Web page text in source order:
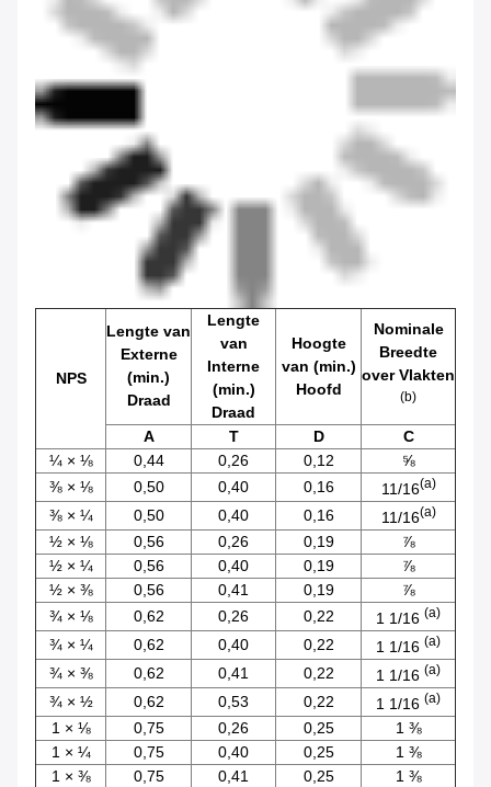
NPS
Lengte van
Externe
(min.)
Draad
Lengte
van
Interne
(min.)
Draad
Hoogte
van (min.)
Hoofd
Nominale
Breedte
over Vlakten
(b)
A T D
C
¼ × ⅛
0,44 0,26 0,12
⅝
⅜ × ⅛
0,50 0,40 0,16 11/16(a)
⅜ × ¼ 0,50 0,40 0,16 11/16(a)
½ × ⅛ 0,56 0,26 0,19
⅞
½ × ¼
0,56 0,40 0,19
⅞
½ × ⅜
0,56 0,41 0,19
⅞
¾ × ⅛
0,62 0,26 0,22 1 1/16 (a)
¾ × ¼ 0,62 0,40 0,22 1 1/16 (a)
¾ × ⅜ 0,62 0,41 0,22 1 1/16 (a)
¾ × ½ 0,62 0,53 0,22 1 1/16 (a)
1 × ⅛ 0,75 0,26 0,25
1 ⅜
1 × ¼
0,75 0,40 0,25
1 ⅜
1 × ⅜
0,75 0,41 0,25
1 ⅜